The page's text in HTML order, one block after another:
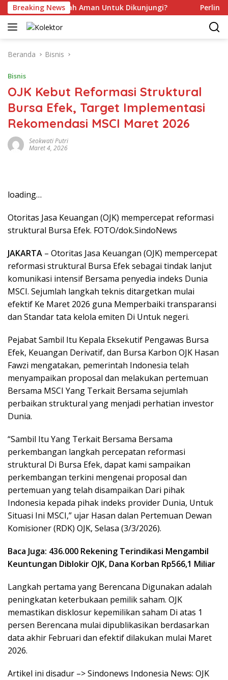
Langsung
ke
konten
Breaking News
Kamu Sudah Aman Untuk Dikunjungi?
Beranda Bisnis
Bisnis
OJK Kebut Reformasi Struktural
Bursa Efek, Target Implementasi
Rekomendasi MSCI Maret 2026
Seokwati Putri
Maret 4, 2026
loading…
Otoritas Jasa Keuangan (OJK) mempercepat reformasi
struktural Bursa Efek. FOTO/dok.SindoNews
JAKARTA – Otoritas Jasa Keuangan (OJK) mempercepat
reformasi struktural Bursa Efek sebagai tindak lanjut
komunikasi intensif Bersama penyedia indeks Dunia
MSCI. Sejumlah langkah teknis ditargetkan mulai
efektif Ke Maret 2026 guna Memperbaiki transparansi
dan Standar tata kelola emiten Di Untuk negeri.
Pejabat Sambil Itu Kepala Eksekutif Pengawas Bursa
Efek, Keuangan Derivatif, dan Bursa Karbon OJK Hasan
Fawzi mengatakan, pemerintah Indonesia telah
menyampaikan proposal dan melakukan pertemuan
Bersama MSCI Yang Terkait Bersama sejumlah
perbaikan struktural yang menjadi perhatian investor
Dunia.
“Sambil Itu Yang Terkait Bersama Bersama
perkembangan langkah percepatan reformasi
struktural Di Bursa Efek, dapat kami sampaikan
perkembangan terkini mengenai proposal dan
pertemuan yang telah disampaikan Dari pihak
Indonesia kepada pihak indeks provider Dunia, Untuk
Situasi Ini MSCI,” ujar Hasan dalan Pertemuan Dewan
Komisioner (RDK) OJK, Selasa (3/3/2026).
Baca Juga: 436.000 Rekening Terindikasi Mengambil
Keuntungan Diblokir OJK, Dana Korban Rp566,1 Miliar
Langkah pertama yang Berencana Digunakan adalah
peningkatan keterbukaan pemilik saham. OJK
memastikan disklosur kepemilikan saham Di atas 1
persen Berencana mulai dipublikasikan berdasarkan
data akhir Februari dan efektif dilakukan mulai Maret
2026.
Artikel ini disadur –> Sindonews Indonesia News: OJK